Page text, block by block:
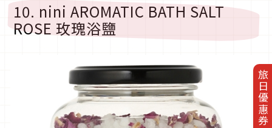
旅日優惠券
10. nini AROMATIC BATH SALT
ROSE 玫瑰浴鹽